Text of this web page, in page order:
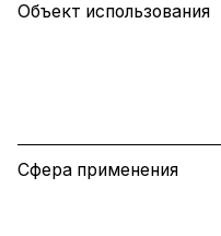
Объект использования
Сфера применения